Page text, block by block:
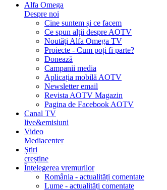
Alfa Omega
Despre noi
Cine suntem și ce facem
Ce spun alții despre AOTV
Noutăți Alfa Omega TV
Proiecte - Cum poți fi parte?
Donează
Campanii media
Aplicația mobilă AOTV
Newsletter email
Revista AOTV Magazin
Pagina de Facebook AOTV
Canal TV
live&emisiuni
Video
Mediacenter
Știri
creștine
Înțelegerea vremurilor
România - actualități comentate
Lume - actualități comentate